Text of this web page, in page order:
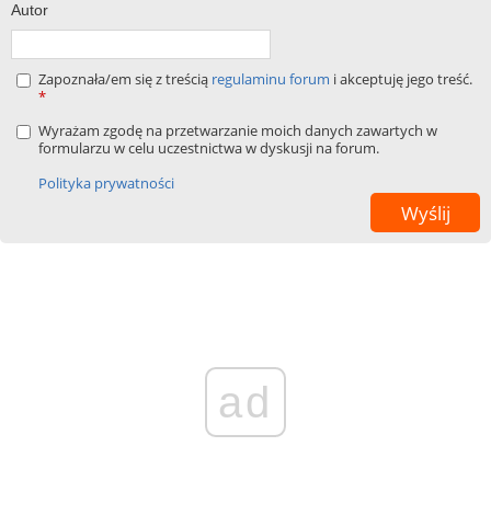
Autor
Zapoznała/em się z treścią regulaminu forum i akceptuję jego treść.
*
Wyrażam zgodę na przetwarzanie moich danych zawartych w
formularzu w celu uczestnictwa w dyskusji na forum.
Polityka prywatności
ad